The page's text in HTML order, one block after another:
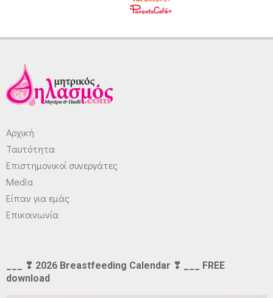
Αρχική
Ταυτότητα
Επιστημονικοί συνεργάτες
Media
Είπαν για εμάς
Επικοινωνία
___ ❣ 2026 Breastfeeding Calendar ❣ ___ FREE
download